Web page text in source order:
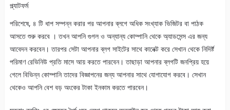
প্ল্যাটফর্ম
পরিশেষে, ৪ টি ধাপ সম্পন্ন করার পর আপনার ব্লগে অধিক সংখ্যাক ভিজিটর বা পাঠক
আসতে শুরু করবে । তখন আপনি গুগল ও অন্যান্য কোম্পানি থেকে অ্যাডসেন্স এর জন্য
আবেদন করবেন। তারপর সেটা আপনার ব্লগ সাইটের সাথে কানেক্ট করে সেখান থেকে নিদির্ষ্ট
পরিমাণ রেভিনিউ প্রতি মাসে আয় করতে পারবেন। তাছাড়া আপনার ব্লগটি জনপ্রিয় হয়ে
গেলে বিভিন্ন কোম্পানি তাদের বিজ্ঞাপনের জন্য আপনার সাথে যোগাযোগ করবে। সেখান
থেকেও আপনি বেশ বড় অংকের টাকা ইনকাম করতে পারবেন।